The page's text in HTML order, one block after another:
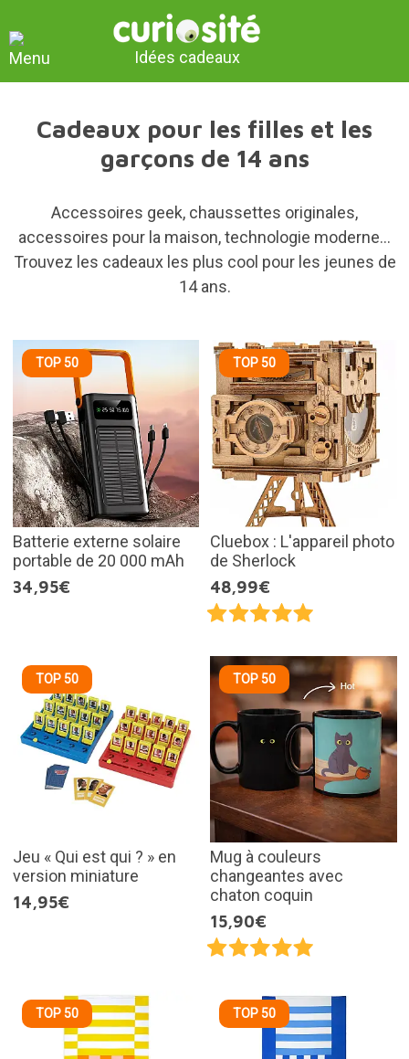
Idées cadeaux
Cadeaux pour les filles et les
garçons de 14 ans
Accessoires geek, chaussettes originales,
accessoires pour la maison, technologie moderne...
Trouvez les cadeaux les plus cool pour les jeunes de
14 ans.
TOP 50
Batterie externe solaire
portable de 20 000 mAh
34,95€
TOP 50
Cluebox : L'appareil photo
de Sherlock
48,99€
TOP 50
Jeu « Qui est qui ? » en
version miniature
14,95€
TOP 50
Mug à couleurs
changeantes avec
chaton coquin
15,90€
TOP 50 TOP 50